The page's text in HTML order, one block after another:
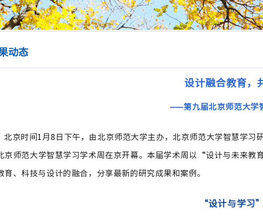
动态
设计融合教育，
——第九届北京师范大学
北京时间1月8日下午，由北京师范大学主办，北京师范大学智慧学
京师范大学智慧学习学术周在京开幕。本届学术周以“设计与未来
育、科技与设计的融合，分享最新的研究成果和案例。
“设计与学习